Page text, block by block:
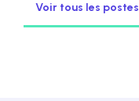
Voir tous les postes